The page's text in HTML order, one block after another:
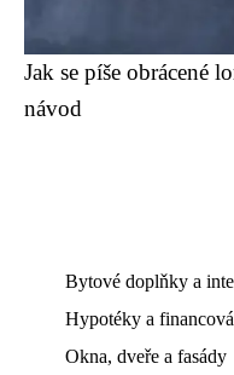
Jak se píše obrácené
návod
Bytové doplňky a
Hypotéky a
Okna, dveře a fasády